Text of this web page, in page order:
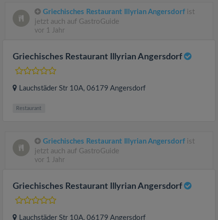
Griechisches Restaurant Illyrian Angersdorf ist
jetzt auch auf GastroGuide
vor 1 Jahr
Griechisches Restaurant Illyrian Angersdorf
Lauchstäder Str 10A, 06179 Angersdorf
Restaurant
Griechisches Restaurant Illyrian Angersdorf ist
jetzt auch auf GastroGuide
vor 1 Jahr
Griechisches Restaurant Illyrian Angersdorf
Lauchstäder Str 10A, 06179 Angersdorf